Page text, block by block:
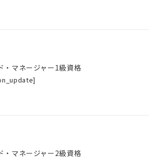
・マネージャー1級資格
]
・マネージャー2級資格